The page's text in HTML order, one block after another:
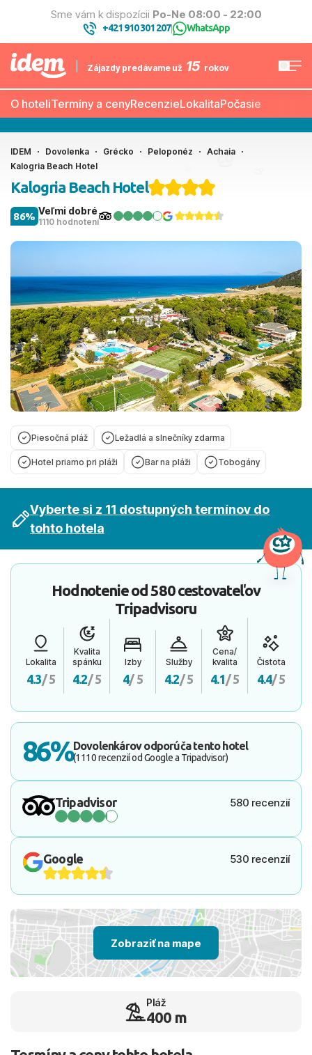
Sme vám k dispozícii Po-Ne 08:00 - 22:00
+421 910 301 207| WhatsApp
Zájazdy predávame už 15 rokov
O hoteliTermíny a cenyRecenzieLokalitaPočasie
IDEM Dovolenka Grécko Peloponéz
Achaia
Kalogria Beach Hotel
Kalogria Beach Hotel
Veľmi dobré
1110 hodnotení
86%
Piesočná pláž Ležadlá a slnečníky zdarma
Hotel priamo pri pláži Bar na pláži Tobogány
Vyberte si z 11 dostupných termínov do
tohto hotela
Hodnotenie od580 cestovateľov
Tripadvisoru
Lokalita
4.3/ 5
Kvalita
spánku
4.2/ 5
Izby
4/ 5
Služby
4.2/ 5
Cena/
kvalita
4.1/ 5
Čistota
4.4/ 5
86%Dovolenkárov odporúča tento hotel
(1110 recenzií od Google a Tripadvisor)
Tripadvisor 580 recenzií
Google 530 recenzií
Zobraziť na mape
Pláž
400 m